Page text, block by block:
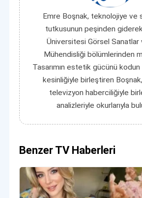
Emre Boşnak, teknolojiye ve
tutkusunun peşinden
Üniversitesi Görsel Sanatlar
Mühendisliği bölümlerinden
Tasarımın estetik gücünü
kesinliğiyle birleştiren
televizyon haberciliğiyle
analizleriyle okurlarıyla
Benzer TV Haberleri